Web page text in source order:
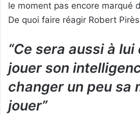
le moment pas encore marqué
De quoi faire réagir Robert
“Ce sera aussi à lui
jouer son
changer un peu sa
jouer”